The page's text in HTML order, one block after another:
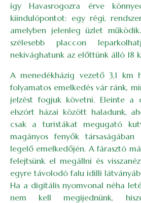
így Havasrogozra érve
kiindulópontot: egy régi,
amelyben jelenleg üzlet
szélesebb placcon
nekivághatunk az előttünk álló 18
A menedékházig vezető 3,1 km
folyamatos emelkedés vár ránk,
jelzést fogjuk követni. Eleinte a
elszórt házai között haladunk,
csak a turistákat megugató
magányos fenyők
legelő emelkedőjén. A fárasztó
felejtsünk el megállni és
egyre távolodó falu idilli
Ha a digitális nyomvonal néha
nem kell megijednünk,